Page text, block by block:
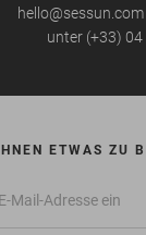
unter (+33)
ETWAS ZU